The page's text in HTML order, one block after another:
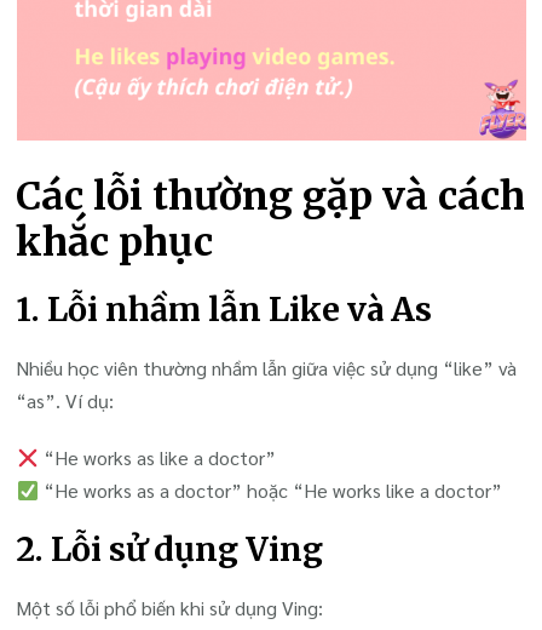
Các lỗi thường gặp và cách
khắc phục
1. Lỗi nhầm lẫn Like và As
Nhiều học viên thường nhầm lẫn giữa việc sử dụng “like” và
“as”. Ví dụ:
“He works as like a doctor”
“He works as a doctor” hoặc “He works like a doctor”
2. Lỗi sử dụng Ving
Một số lỗi phổ biến khi sử dụng Ving: